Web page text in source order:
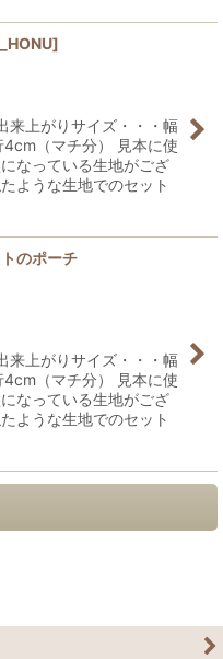
]
上がりサイズ・・・幅
（マチ分） 見本に使
なっている生地がござ
ような生地でのセット
のポーチ
上がりサイズ・・・幅
（マチ分） 見本に使
なっている生地がござ
ような生地でのセット